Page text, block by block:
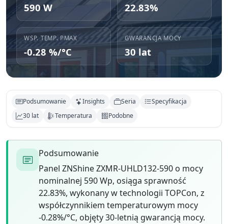
590 W 22.83%
WSP. TEMP. PMAX
-0.28 %/°C
GWARANCJA MOCY
30 lat
Podsumowanie Insights Seria
Specyfikacja
30 lat
Temperatura Podobne
Podsumowanie
Panel ZNShine ZXMR-UHLD132-590 o mocy
nominalnej 590 Wp, osiąga sprawność
22.83%, wykonany w technologii TOPCon, z
współczynnikiem temperaturowym mocy
-0.28%/°C, objęty 30-letnią gwarancją mocy.